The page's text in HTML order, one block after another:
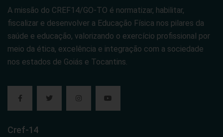
A missão do CREF14/GO-TO é normatizar, habilitar,
fiscalizar e desenvolver a Educação Física nos pilares da
saúde e educação, valorizando o exercício profissional por
meio da ética, excelência e integração com a sociedade
nos estados de Goiás e Tocantins.
Cref-14